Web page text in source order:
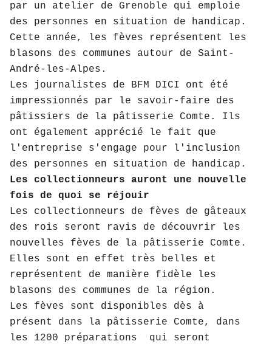
par un atelier de Grenoble qui emploie
des personnes en situation de handicap.
Cette année, les fèves représentent les
blasons des communes autour de Saint-
André-les-Alpes.
Les journalistes de BFM DICI ont été
impressionnés par le savoir-faire des
pâtissiers de la pâtisserie Comte. Ils
ont également apprécié le fait que
l'entreprise s'engage pour l'inclusion
des personnes en situation de handicap.
Les collectionneurs auront une nouvelle
fois de quoi se réjouir
Les collectionneurs de fèves de gâteaux
des rois seront ravis de découvrir les
nouvelles fèves de la pâtisserie Comte.
Elles sont en effet très belles et
représentent de manière fidèle les
blasons des communes de la région.
Les fèves sont disponibles dès à
présent dans la pâtisserie Comte, dans
les 1200 préparations qui seront